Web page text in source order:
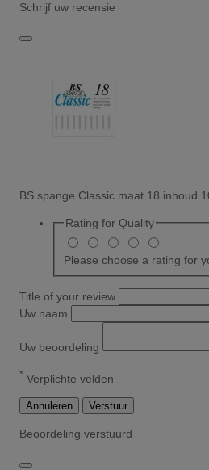
Schrijf uw recensie
BS spange Classic maat 18 inhoud
Rating for Quality
Please choose a rating for
Title of your review
Uw naam
Uw beoordeling
* Verplichte velden
Annuleren Verstuur
Beoordeling verstuurd